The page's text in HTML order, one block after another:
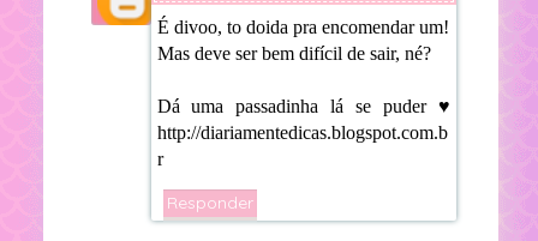
É divoo, to doida pra encomendar um!
Mas deve ser bem difícil de sair, né?
Dá uma passadinha lá se puder ♥
http://diariamentedicas.blogspot.com.b
r
Responder